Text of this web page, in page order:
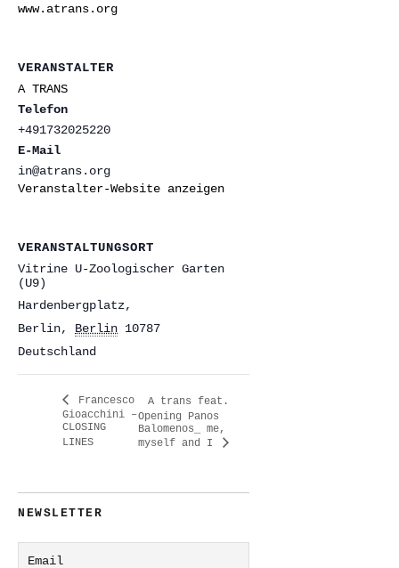
www.atrans.org
VERANSTALTUNGSORT
Vitrine U-Zoologischer Garten
(U9)
Hardenbergplatz,
Berlin, Berlin 10787
Deutschland
VERANSTALTER
A TRANS
Telefon
+491732025220
E-Mail
in@atrans.org
Veranstalter-Website anzeigen
Francesco
Gioacchini –
CLOSING
LINES
A trans feat.
Opening Panos
Balomenos_ me,
myself and I
NEWSLETTER